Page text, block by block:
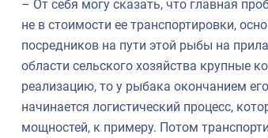
– От себя могу сказать, что главная
не в стоимости ее транспортировки,
посредников на пути этой рыбы на
области сельского хозяйства крупные
реализацию, то у рыбака окончанием
начинается логистический процесс,
мощностей, к примеру. Потом